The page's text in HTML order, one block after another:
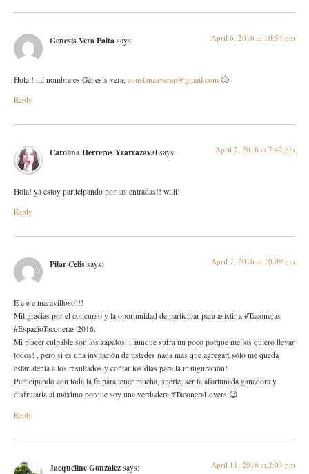
Genesis Vera Palta says: April 6, 2016 at 10:54 pm
Hola ! mi nombre es Génesis vera, constanzaverap@gmail.com 🙂
Reply
Carolina Herreros Yrarrazaval says: April 7, 2016 at 7:42 pm
Hola! ya estoy participando por las entradas!! wiiii!
Reply
Pilar Celis says: April 7, 2016 at 10:09 pm
E e e e maravilloso!!!
Mil gracias por el concurso y la oportunidad de participar para asistir a #Taconeras
#EspacioTaconeras 2016.
Mi placer culpable son los zapatos..; aunque sufra un poco porque me los quiero llevar
todos! , pero si es una invitación de ustedes nada más que agregar; sólo me queda
estar atenta a los resultados y contar los días para la inauguración!
Participando con toda la fe para tener mucha, suerte, ser la afortunada ganadora y
disfrutarla al máximo porque soy una verdadera #TaconeraLovers 😉
Reply
Jacqueline Gonzalez says: April 11, 2016 at 2:03 pm